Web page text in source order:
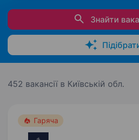
Знайти
452 вакансії в Київській обл.
Гаряча